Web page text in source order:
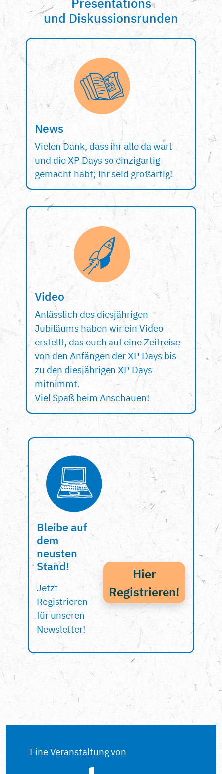
und Diskussionsrunden
News
Vielen Dank, dass ihr alle da wart
und die XP Days so einzigartig
gemacht habt; ihr seid großartig!
Video
Anlässlich des diesjährigen
Jubiläums haben wir ein Video
erstellt, das euch auf eine Zeitreise
von den Anfängen der XP Days bis
zu den diesjährigen XP Days
mitnimmt.
Viel Spaß beim Anschauen!
Bleibe auf
dem
neusten
Stand!
Jetzt
Registrieren
für unseren
Newsletter!
Hier
Registrieren!
Eine Veranstaltung von